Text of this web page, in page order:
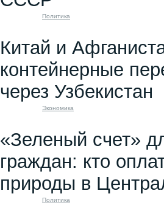
Политика
Китай и
контейнерные
через Узбекистан
Экономика
«Зеленый счет»
граждан: кто
природы в
Политика